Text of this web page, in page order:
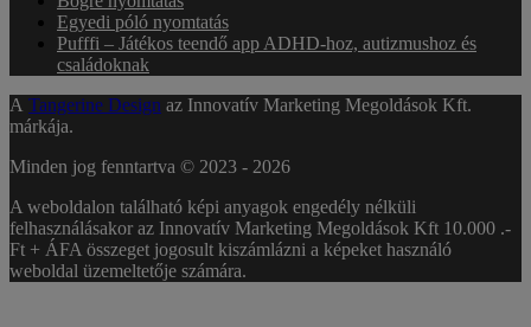
Egyedi póló nyomtatás
Pufffi – Játékos teendő app ADHD-hoz, autizmushoz és
családoknak
A Tangerine Design az Innovatív Marketing Megoldások Kft.
márkája.
Minden jog fenntartva © 2023 - 2026
A weboldalon található képi anyagok engedély nélküli
felhasználásakor az Innovatív Marketing Megoldások Kft 10.000 .-
Ft + ÁFA összeget jogosult kiszámlázni a képeket használó
weboldal üzemeltetője számára.